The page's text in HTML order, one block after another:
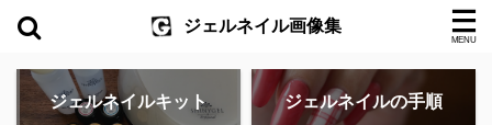
ジェルネイル画像集
ジェルネイルキット ジェルネイルの手順